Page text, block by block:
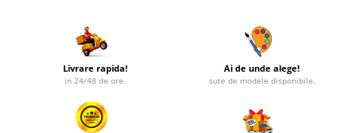
Livrare rapida!
in 24/48 de ore.
Ai de unde alege!
sute de modele disponibile.